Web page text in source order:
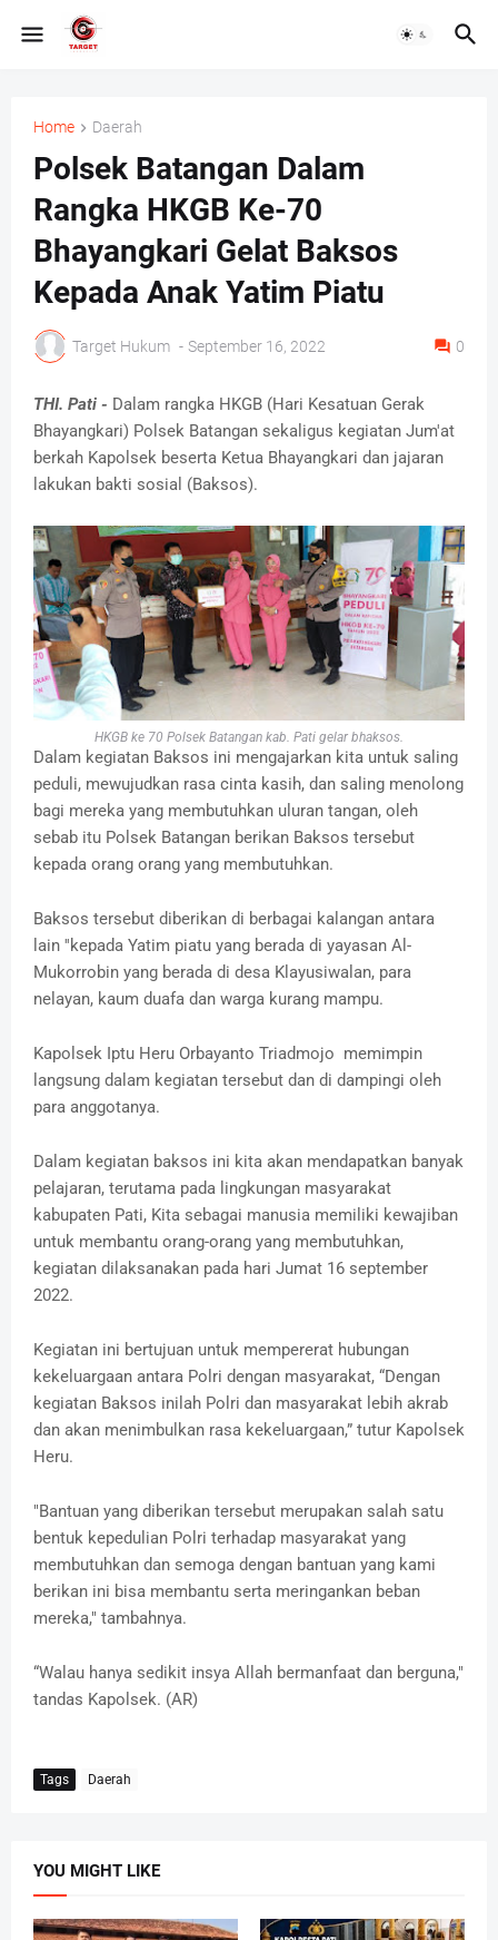
Home Daerah
Polsek Batangan Dalam
Rangka HKGB Ke-70
Bhayangkari Gelat Baksos
Kepada Anak Yatim Piatu
Target Hukum - September 16, 2022 0
THI. Pati - Dalam rangka HKGB (Hari Kesatuan Gerak
Bhayangkari) Polsek Batangan sekaligus kegiatan Jum'at
berkah Kapolsek beserta Ketua Bhayangkari dan jajaran
lakukan bakti sosial (Baksos).
HKGB ke 70 Polsek Batangan kab. Pati gelar bhaksos.
Dalam kegiatan Baksos ini mengajarkan kita untuk saling
peduli, mewujudkan rasa cinta kasih, dan saling menolong
bagi mereka yang membutuhkan uluran tangan, oleh
sebab itu Polsek Batangan berikan Baksos tersebut
kepada orang orang yang membutuhkan.
Baksos tersebut diberikan di berbagai kalangan antara
lain ''kepada Yatim piatu yang berada di yayasan Al-
Mukorrobin yang berada di desa Klayusiwalan, para
nelayan, kaum duafa dan warga kurang mampu.
Kapolsek Iptu Heru Orbayanto Triadmojo memimpin
langsung dalam kegiatan tersebut dan di dampingi oleh
para anggotanya.
Dalam kegiatan baksos ini kita akan mendapatkan banyak
pelajaran, terutama pada lingkungan masyarakat
kabupaten Pati, Kita sebagai manusia memiliki kewajiban
untuk membantu orang-orang yang membutuhkan,
kegiatan dilaksanakan pada hari Jumat 16 september
2022.
Kegiatan ini bertujuan untuk mempererat hubungan
kekeluargaan antara Polri dengan masyarakat, “Dengan
kegiatan Baksos inilah Polri dan masyarakat lebih akrab
dan akan menimbulkan rasa kekeluargaan,” tutur Kapolsek
Heru.
"Bantuan yang diberikan tersebut merupakan salah satu
bentuk kepedulian Polri terhadap masyarakat yang
membutuhkan dan semoga dengan bantuan yang kami
berikan ini bisa membantu serta meringankan beban
mereka," tambahnya.
“Walau hanya sedikit insya Allah bermanfaat dan berguna,"
tandas Kapolsek. (AR)
Tags Daerah
YOU MIGHT LIKE